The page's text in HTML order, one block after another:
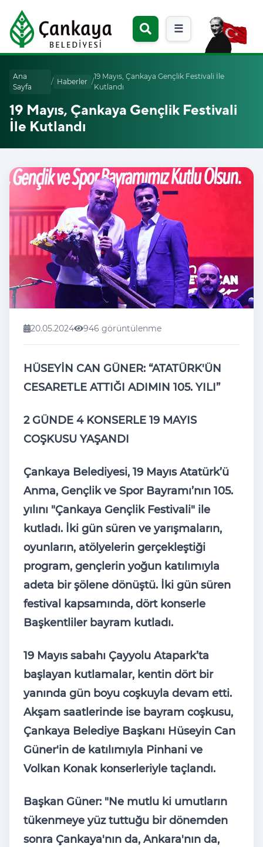
☰
Ana
Sayfa
/ Haberler /
19 Mayıs, Çankaya Gençlik Festivali İle
Kutlandı
19 Mayıs, Çankaya Gençlik Festivali
İle Kutlandı
20.05.2024 946 görüntülenme
HÜSEYİN CAN GÜNER: “ATATÜRK'ÜN
CESARETLE ATTIĞI ADIMIN 105. YILI”
2 GÜNDE 4 KONSERLE 19 MAYIS
COŞKUSU YAŞANDI
Çankaya Belediyesi, 19 Mayıs Atatürk’ü
Anma, Gençlik ve Spor Bayramı’nın 105.
yılını "Çankaya Gençlik Festivali" ile
kutladı. İki gün süren ve yarışmaların,
oyunların, atölyelerin gerçekleştiği
program, gençlerin yoğun katılımıyla
adeta bir şölene dönüştü. İki gün süren
festival kapsamında, dört konserle
Başkentliler bayram kutladı.
19 Mayıs sabahı Çayyolu Atapark’ta
başlayan kutlamalar, kentin dört bir
yanında gün boyu coşkuyla devam etti.
Akşam saatlerinde ise bayram coşkusu,
Çankaya Belediye Başkanı Hüseyin Can
Güner'in de katılımıyla Pinhani ve
Volkan Konak konserleriyle taçlandı.
Başkan Güner: "Ne mutlu ki umutların
tükenmeye yüz tuttuğu bir dönemden
sonra Çankaya'nın da, Ankara'nın da,